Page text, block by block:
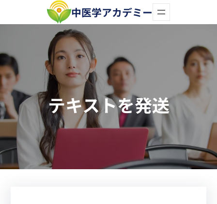
容
ス
キ
ッ
プ
中医学アカデミー
テキストを発送